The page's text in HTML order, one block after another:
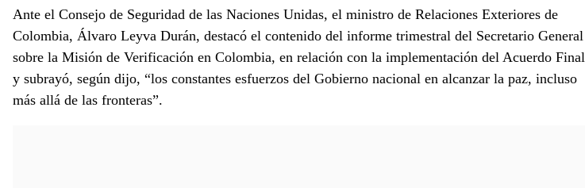
Ante el Consejo de Seguridad de las Naciones Unidas, el ministro de Relaciones Exteriores de
Colombia, Álvaro Leyva Durán, destacó el contenido del informe trimestral del Secretario General
sobre la Misión de Verificación en Colombia, en relación con la implementación del Acuerdo Final
y subrayó, según dijo, “los constantes esfuerzos del Gobierno nacional en alcanzar la paz, incluso
más allá de las fronteras”.